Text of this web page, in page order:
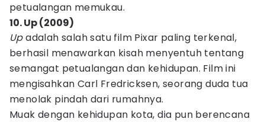
petualangan memukau.
10. Up (2009)
Upadalah salah satu film Pixar paling terkenal,
berhasil menawarkan kisah menyentuh tentang
semangat petualangan dan kehidupan. Film ini
mengisahkan Carl Fredricksen, seorang duda tua
menolak pindah dari rumahnya.
Muak dengan kehidupan kota, dia pun berencana